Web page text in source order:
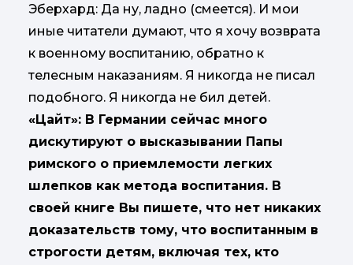
Эберхард: Да ну, ладно (смеется). И мои
иные читатели думают, что я хочу возврата
к военному воспитанию, обратно к
телесным наказаниям. Я никогда не писал
подобного. Я никогда не бил детей.
«Цайт»: В Германии сейчас много
дискутируют о высказывании Папы
римского о приемлемости легких
шлепков как метода воспитания. В
своей книге Вы пишете, что нет никаких
доказательств тому, что воспитанным в
строгости детям, включая тех, кто